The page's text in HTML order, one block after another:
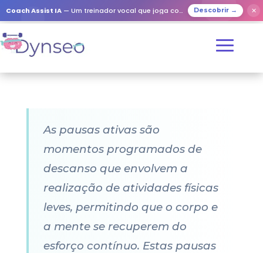
Coach Assist IA — Um treinador vocal que joga com os seus entes queridos Descobrir → ✕
As pausas ativas são
momentos programados de
descanso que envolvem a
realização de atividades físicas
leves, permitindo que o corpo e
a mente se recuperem do
esforço contínuo. Estas pausas